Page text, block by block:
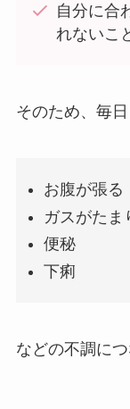
自分に合
れないこ
そのため、毎
お腹が張る
ガスがたま
便秘
下痢
などの不調に